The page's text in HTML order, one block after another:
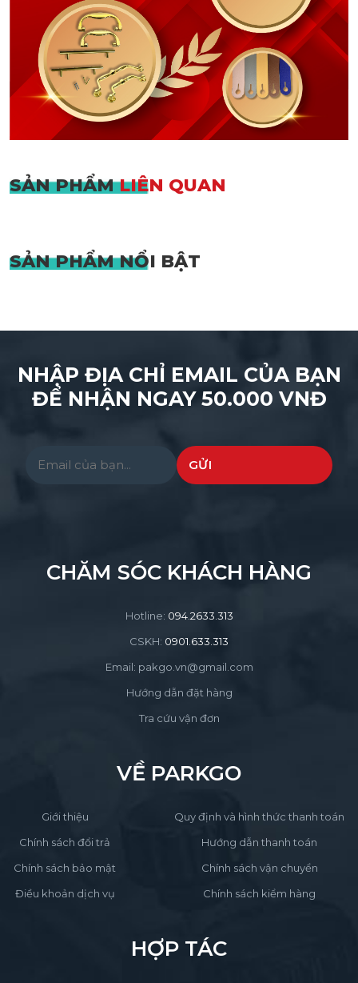
SẢN PHẨMLIÊN QUAN
SẢN PHẨMNỔI BẬT
NHẬP ĐỊA CHỈ EMAIL CỦA BẠN
ĐỂ NHẬN NGAY 50.000 VNĐ
Please leave this field empty.
CHĂM SÓC KHÁCH HÀNG
Hotline: 094.2633.313
CSKH: 0901.633.313
Email: pakgo.vn@gmail.com
Hướng dẫn đặt hàng
Tra cứu vận đơn
VỀ PARKGO
Giới thiệu
Chính sách đổi trả
Chính sách bảo mật
Điều khoản dịch vụ
Quy định và hình thức thanh toán
Hướng dẫn thanh toán
Chính sách vận chuyển
Chính sách kiểm hàng
HỢP TÁC